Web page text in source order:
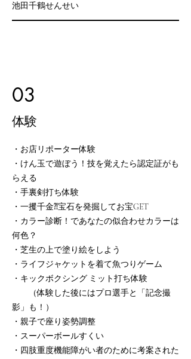
池田千鶴せんせい
03
体験
・お店リポーター体験
・けん玉で遊ぼう！技を覚えたら認定証がも
らえる
・手裏剣打ち体験
・一攫千金⁈宝石を発掘してお宝GET
・カラー診断！であなたの似合わせカラーは
何色？
・芝生の上で塗り絵をしよう
・ライフジャケットを着て魚つりゲーム
・キックボクシング ミット打ち体験
（体験した後にはプロ選手と「記念撮
影」も！）
・親子で座り姿勢調整
・スーパーボールすくい
・四肢重度機能障がい者のために考案された